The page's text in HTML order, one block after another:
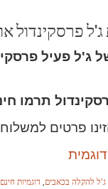
ג'ל פרסקינדול
ג'ל פעיל
תרמו
פרטים
ג'ל להקלה בכאבים דוגמיות חינם